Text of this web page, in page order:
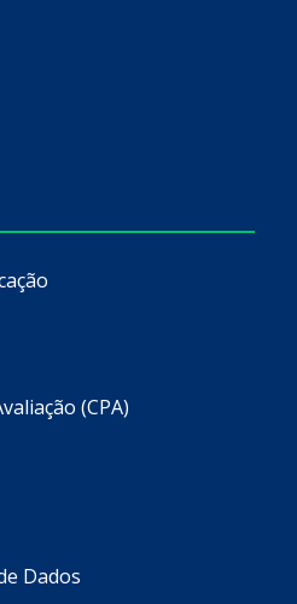
(CPA)
Dados